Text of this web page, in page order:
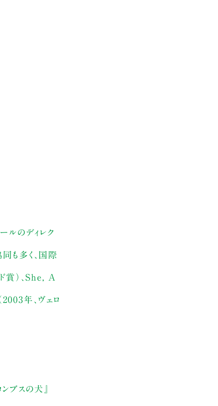
ルのディレク
同も多く、国際
賞）、She, A
年、ヴェロ
ブスの犬』